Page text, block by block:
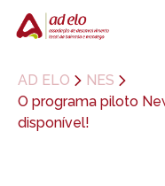
content
AD ELO
NES
O programa piloto
disponível!